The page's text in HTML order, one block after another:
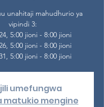
unahitaji mahudhurio ya
vipindi 3:
5:00 jioni - 8:00 jioni
5:00 jioni - 8:00 jioni
5:00 jioni - 8:00 jioni
umefungwa
matukio mengine